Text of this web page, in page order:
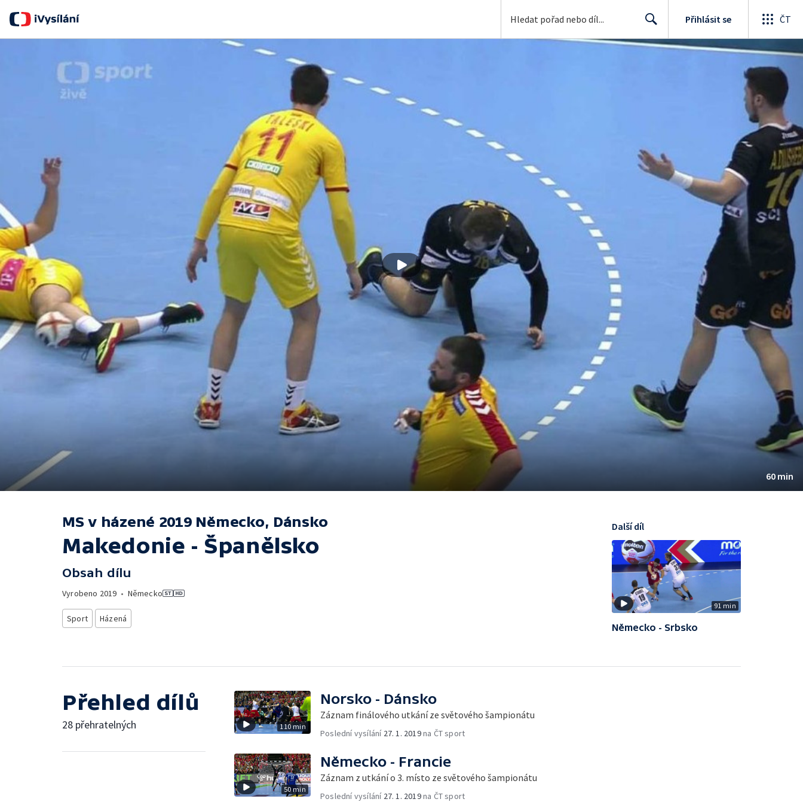
Search
Přihlásit se ČT
60 min
MS v házené 2019 Německo, Dánsko
Makedonie - Španělsko
Obsah dílu
Vyrobeno 2019 • Německo
Sport Házená
91 min
Další díl
Německo - Srbsko
Přehled dílů
28 přehratelných 110 min
Norsko - Dánsko
Záznam finálového utkání ze světového šampionátu
Poslední vysílání 27. 1. 2019na ČT sport
50 min
Německo - Francie
Záznam z utkání o 3. místo ze světového šampionátu
Poslední vysílání 27. 1. 2019na ČT sport